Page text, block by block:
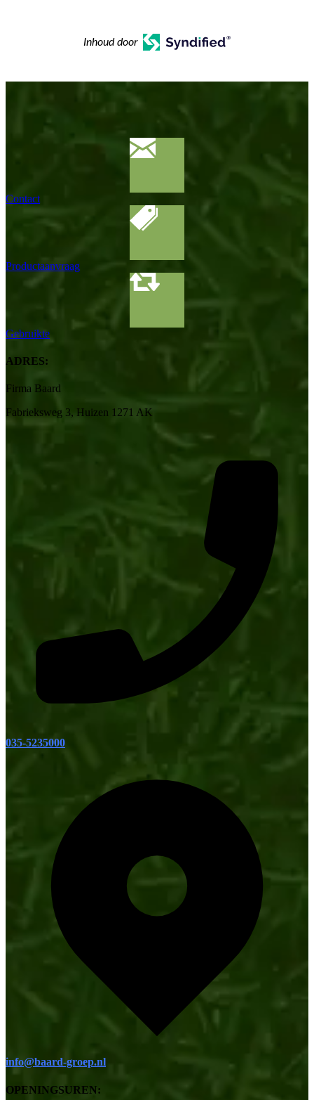
Inhoud door
Contact
Productaanvraag
Gebruikte
ADRES:
Firma Baard
Fabrieksweg 3, Huizen 1271 AK
035-5235000
info@baard-groep.nl
OPENINGSUREN: